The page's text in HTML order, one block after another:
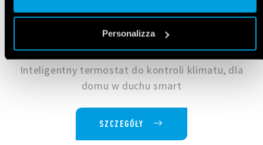
Vai alla Cookie Policy completa
Personalizza
INTELIGENTNY TERMOSTAT BLISS2
Typ 1C.B1.9.005.0007
Inteligentny termostat do kontroli klimatu, dla
domu w duchu smart
SZCZEGÓŁY